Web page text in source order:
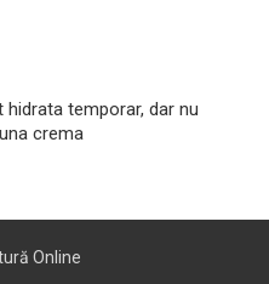
hidrata temporar, dar nu
crema
Online